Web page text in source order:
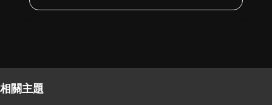
相關主題